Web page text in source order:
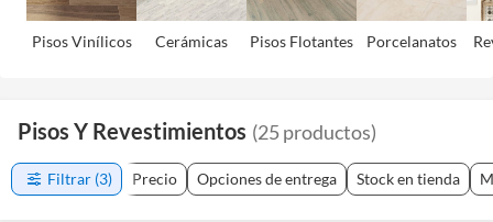
Pisos Viní­licos Cerámicas Pisos Flotantes Porcelanatos
Pisos Y Revestimientos (25productos)
Filtrar (3) Precio Opciones de entrega Stock en tienda